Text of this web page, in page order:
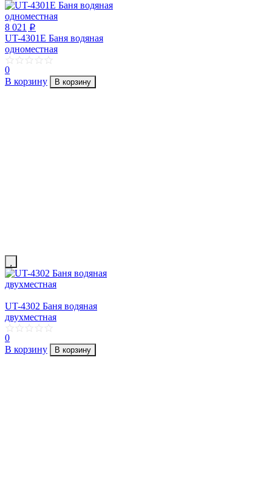
8 021 p
UT-4301E Баня водяная
одноместная
0
В корзину
В корзину
UT-4302 Баня водяная
двухместная
0
В корзину
В корзину